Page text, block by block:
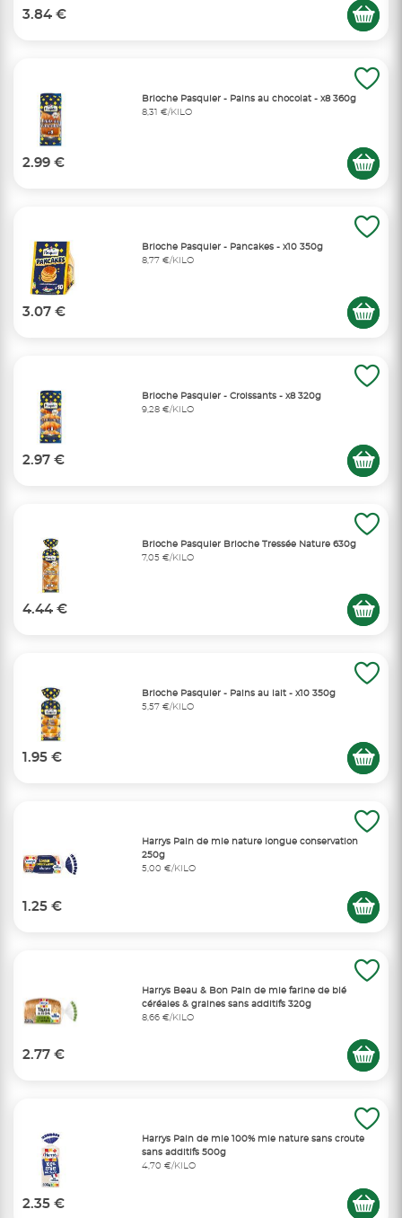
3.84 €
Brioche Pasquier - Pains au chocolat - x8 360g
8,31 €/KILO
2.99 €
Brioche Pasquier - Pancakes - x10 350g
8,77 €/KILO
3.07 €
Brioche Pasquier - Croissants - x8 320g
9,28 €/KILO
2.97 €
Brioche Pasquier Brioche Tressée Nature 630g
7,05 €/KILO
4.44 €
Brioche Pasquier - Pains au lait - x10 350g
5,57 €/KILO
1.95 €
Harrys Pain de mie nature longue conservation
250g
5,00 €/KILO
1.25 €
Harrys Beau & Bon Pain de mie farine de blé
céréales & graines sans additifs 320g
8,66 €/KILO
2.77 €
Harrys Pain de mie 100% mie nature sans croute
sans additifs 500g
4,70 €/KILO
2.35 €